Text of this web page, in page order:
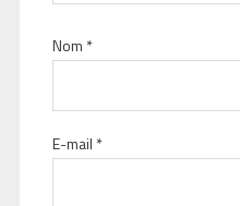
Nom *
E-mail *